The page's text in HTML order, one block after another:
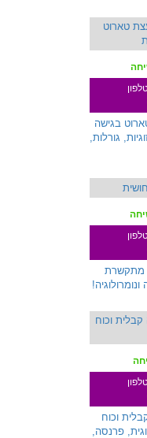
בגישה
גורלות,
- מתקשרת
וכוח
פרנסה,